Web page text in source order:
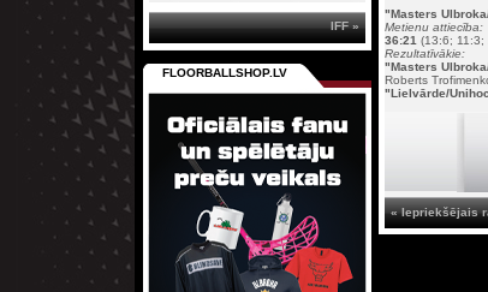
"Masters
Metienu attiecība:
36:21 (13:6; 11:3;
Rezultatīvākie:
"Masters
Roberts
"Lielvārde/
« Iepriekšējais
IFF »
FLOORBALLSHOP.LV